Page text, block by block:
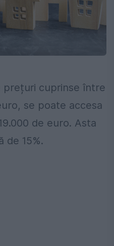
prețuri cuprinse între
se poate accesa
de euro. Asta
de 15%.